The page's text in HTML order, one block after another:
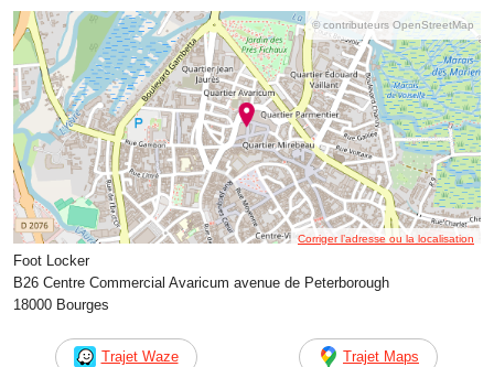
© contributeurs OpenStreetMap
Corriger l’adresse ou la localisation
Foot Locker
B26 Centre Commercial Avaricum avenue de Peterborough
18000 Bourges
Trajet Waze Trajet Maps